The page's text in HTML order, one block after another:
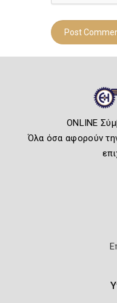
ONLINE
Όλα όσα αφορούν